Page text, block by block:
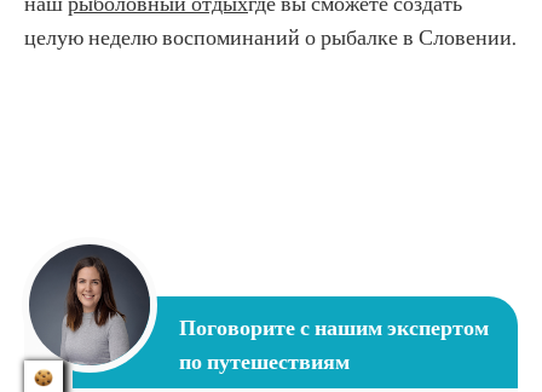
целую неделю воспоминаний о рыбалке в Словении.
Поговорите с нашим экспертом
по путешествиям